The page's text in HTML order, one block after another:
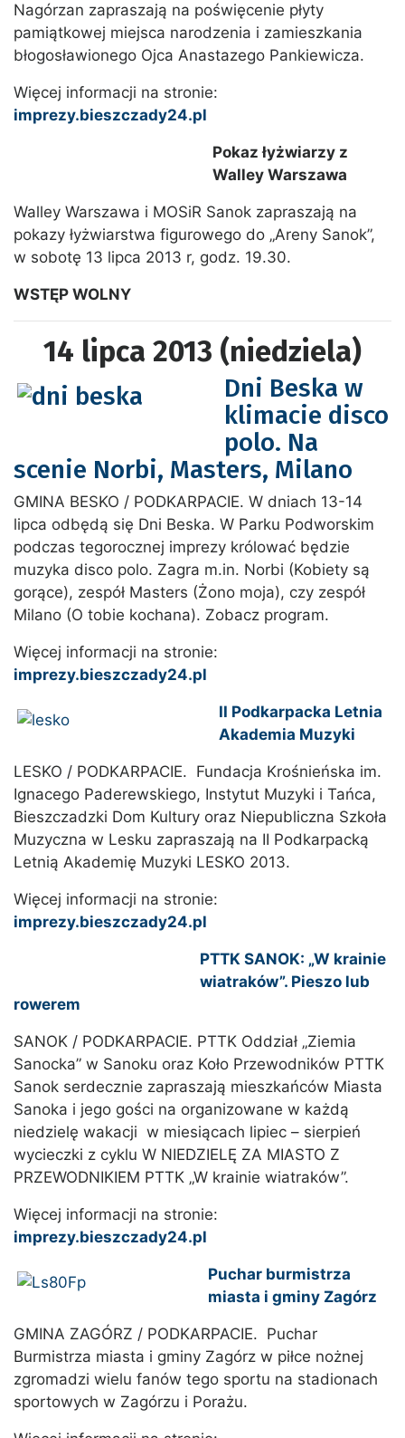
Nagórzan zapraszają na poświęcenie płyty
pamiątkowej miejsca narodzenia i zamieszkania
błogosławionego Ojca Anastazego Pankiewicza.
Więcej informacji na stronie:
imprezy.bieszczady24.pl
Pokaz łyżwiarzy z
Walley Warszawa
Walley Warszawa i MOSiR Sanok zapraszają na
pokazy łyżwiarstwa figurowego do „Areny Sanok”,
w sobotę 13 lipca 2013 r, godz. 19.30.
WSTĘP WOLNY
14 lipca 2013 (niedziela)
Dni Beska w
klimacie disco
polo. Na
scenie Norbi, Masters, Milano
GMINA BESKO / PODKARPACIE. W dniach 13-14
lipca odbędą się Dni Beska. W Parku Podworskim
podczas tegorocznej imprezy królować będzie
muzyka disco polo. Zagra m.in. Norbi (Kobiety są
gorące), zespół Masters (Żono moja), czy zespół
Milano (O tobie kochana). Zobacz program.
Więcej informacji na stronie:
imprezy.bieszczady24.pl
II Podkarpacka Letnia
Akademia Muzyki
LESKO / PODKARPACIE. Fundacja Krośnieńska im.
Ignacego Paderewskiego, Instytut Muzyki i Tańca,
Bieszczadzki Dom Kultury oraz Niepubliczna Szkoła
Muzyczna w Lesku zapraszają na II Podkarpacką
Letnią Akademię Muzyki LESKO 2013.
Więcej informacji na stronie:
imprezy.bieszczady24.pl
PTTK SANOK: „W krainie
wiatraków”. Pieszo lub
rowerem
SANOK / PODKARPACIE. PTTK Oddział „Ziemia
Sanocka” w Sanoku oraz Koło Przewodników PTTK
Sanok serdecznie zapraszają mieszkańców Miasta
Sanoka i jego gości na organizowane w każdą
niedzielę wakacji w miesiącach lipiec – sierpień
wycieczki z cyklu W NIEDZIELĘ ZA MIASTO Z
PRZEWODNIKIEM PTTK „W krainie wiatraków”.
Więcej informacji na stronie:
imprezy.bieszczady24.pl
Puchar burmistrza
miasta i gminy Zagórz
GMINA ZAGÓRZ / PODKARPACIE. Puchar
Burmistrza miasta i gminy Zagórz w piłce nożnej
zgromadzi wielu fanów tego sportu na stadionach
sportowych w Zagórzu i Porażu.